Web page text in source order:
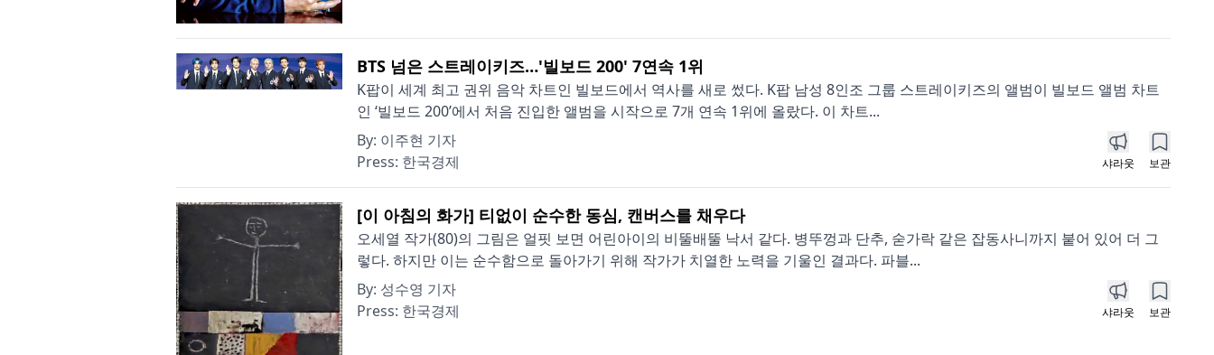
BTS 넘은 스트레이키즈…'빌보드 200' 7연속 1위
K팝이 세계 최고 권위 음악 차트인 빌보드에서 역사를 새로 썼다. K팝 남성 8인조 그룹 스트레이키즈의 앨범이 빌보드 앨범 차트
인 ‘빌보드 200’에서 처음 진입한 앨범을 시작으로 7개 연속 1위에 올랐다. 이 차트...
By: 이주현 기자
Press: 한국경제 샤라웃 보관
[이 아침의 화가] 티없이 순수한 동심, 캔버스를 채우다
오세열 작가(80)의 그림은 얼핏 보면 어린아이의 비뚤배뚤 낙서 같다. 병뚜껑과 단추, 숟가락 같은 잡동사니까지 붙어 있어 더 그
렇다. 하지만 이는 순수함으로 돌아가기 위해 작가가 치열한 노력을 기울인 결과다. 파블...
By: 성수영 기자
Press: 한국경제 샤라웃 보관